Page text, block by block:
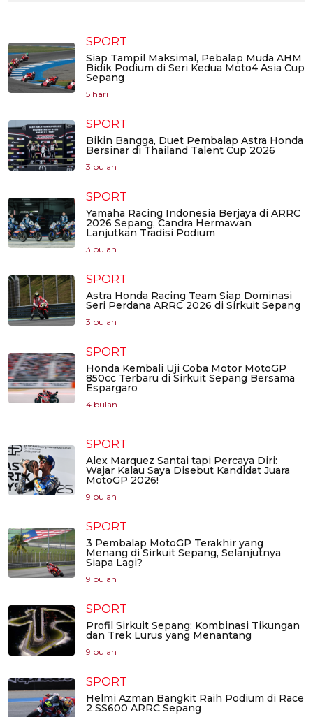
SPORT
Siap Tampil Maksimal, Pebalap Muda AHM
Bidik Podium di Seri Kedua Moto4 Asia Cup
Sepang
5 hari
SPORT
Bikin Bangga, Duet Pembalap Astra Honda
Bersinar di Thailand Talent Cup 2026
3 bulan
SPORT
Yamaha Racing Indonesia Berjaya di ARRC
2026 Sepang, Candra Hermawan
Lanjutkan Tradisi Podium
3 bulan
SPORT
Astra Honda Racing Team Siap Dominasi
Seri Perdana ARRC 2026 di Sirkuit Sepang
3 bulan
SPORT
Honda Kembali Uji Coba Motor MotoGP
850cc Terbaru di Sirkuit Sepang Bersama
Espargaro
4 bulan
SPORT
Alex Marquez Santai tapi Percaya Diri:
Wajar Kalau Saya Disebut Kandidat Juara
MotoGP 2026!
9 bulan
SPORT
3 Pembalap MotoGP Terakhir yang
Menang di Sirkuit Sepang, Selanjutnya
Siapa Lagi?
9 bulan
SPORT
Profil Sirkuit Sepang: Kombinasi Tikungan
dan Trek Lurus yang Menantang
9 bulan
SPORT
Helmi Azman Bangkit Raih Podium di Race
2 SS600 ARRC Sepang